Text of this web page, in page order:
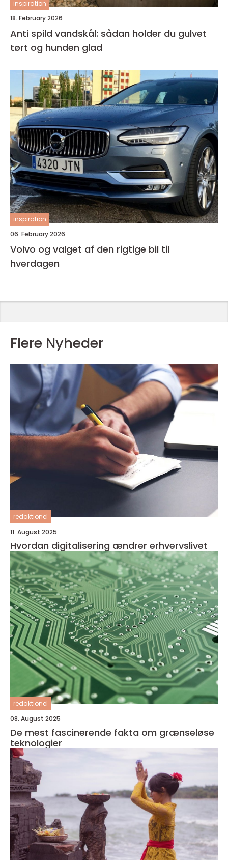
inspiration
18. February 2026
Anti spild vandskål: sådan holder du gulvet
tørt og hunden glad
inspiration
06. February 2026
Volvo og valget af den rigtige bil til
hverdagen
Flere Nyheder
redaktionel
11. August 2025
Hvordan digitalisering ændrer erhvervslivet
redaktionel
08. August 2025
De mest fascinerende fakta om grænseløse
teknologier